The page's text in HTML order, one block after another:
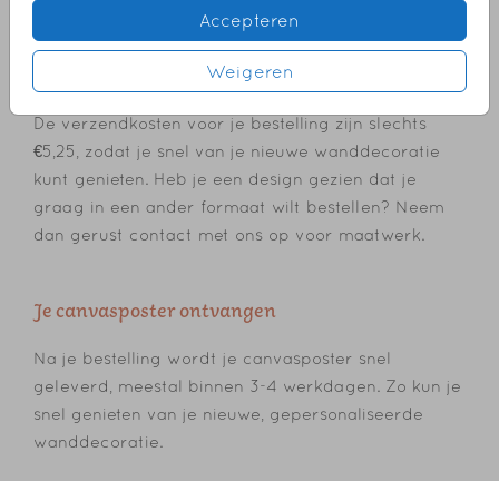
Accepteren
Weigeren
• Liggend 40x30 cm – €49,95
• Vierkant 40x40 cm – €54,95
• Houten magnetische latjes 30 en 40 cm – €4,99
De verzendkosten voor je bestelling zijn slechts
€5,25, zodat je snel van je nieuwe wanddecoratie
kunt genieten. Heb je een design gezien dat je
graag in een ander formaat wilt bestellen? Neem
dan gerust contact met ons op voor maatwerk.
Je canvasposter ontvangen
Na je bestelling wordt je canvasposter snel
geleverd, meestal binnen 3-4 werkdagen. Zo kun je
snel genieten van je nieuwe, gepersonaliseerde
wanddecoratie.